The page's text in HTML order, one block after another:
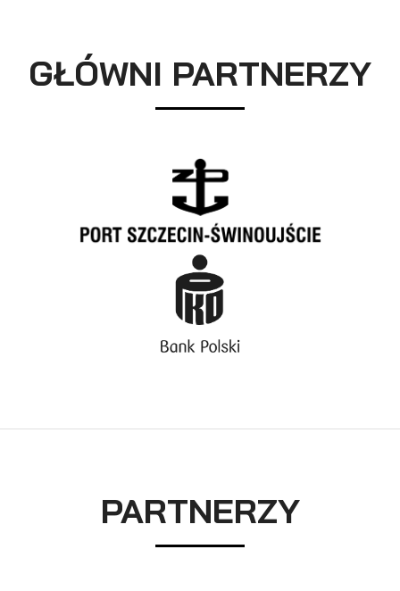
GŁÓWNI PARTNERZY
PARTNERZY